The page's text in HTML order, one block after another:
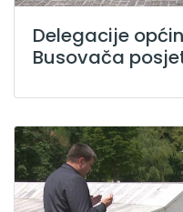
Delegacije
Busovača